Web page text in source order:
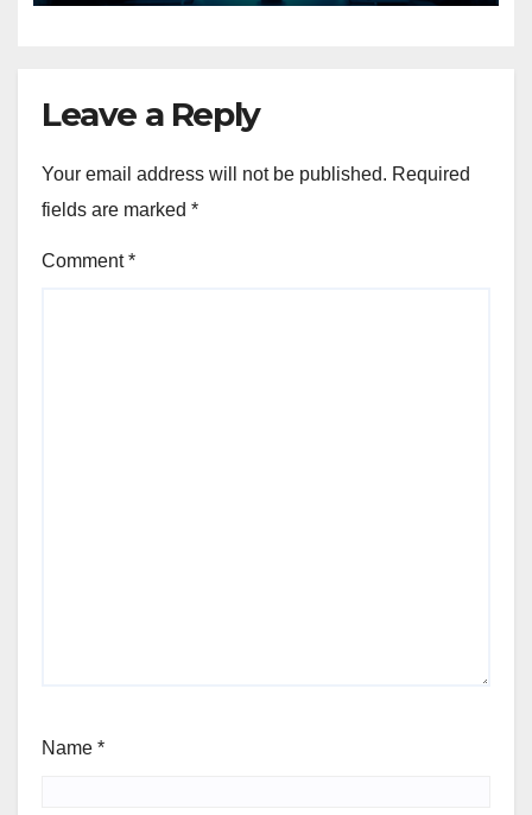
Leave a Reply
Your email address will not be published. Required
fields are marked *
Comment*
Name *